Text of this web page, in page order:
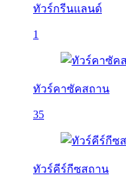
ทัวร์กรีนแลนด์
1
ทัวร์คาซัคสถาน
35
ทัวร์คีร์กีซสถาน